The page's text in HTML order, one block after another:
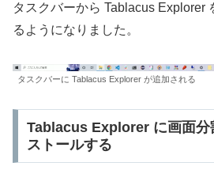
タスクバーから Tablacus Explorer
るようになりました。
タスクバーに Tablacus Explorer が追加される
Tablacus Explorer に画面分
ストールする